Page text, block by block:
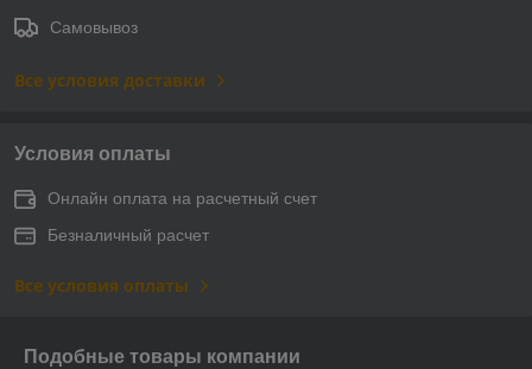
Самовывоз
Все условия доставки
Условия оплаты
Онлайн оплата на расчетный счет
Безналичный расчет
Все условия оплаты
Подобные товары компании